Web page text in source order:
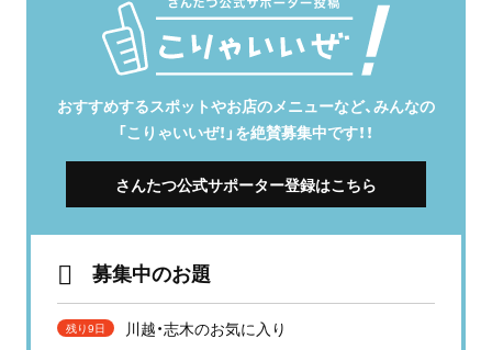
おすすめするスポットやお店のメニューなど、みんなの
「こりゃいいぜ！」を絶賛募集中です！！
さんたつ公式サポーター登録はこちら
募集中のお題
残り9日 川越・志木のお気に入り